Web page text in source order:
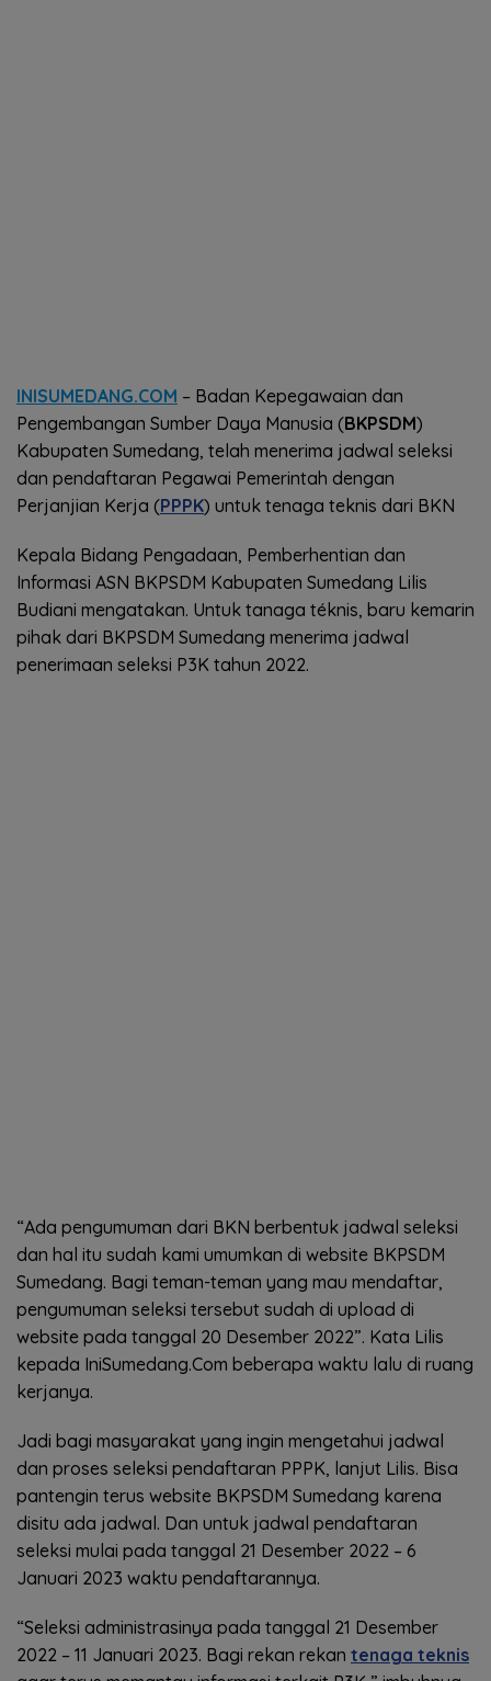
INISUMEDANG.COM – Badan Kepegawaian dan
Pengembangan Sumber Daya Manusia (BKPSDM)
Kabupaten Sumedang, telah menerima jadwal seleksi
dan pendaftaran Pegawai Pemerintah dengan
Perjanjian Kerja (PPPK) untuk tenaga teknis dari BKN
Kepala Bidang Pengadaan, Pemberhentian dan
Informasi ASN BKPSDM Kabupaten Sumedang Lilis
Budiani mengatakan. Untuk tanaga téknis, baru kemarin
pihak dari BKPSDM Sumedang menerima jadwal
penerimaan seleksi P3K tahun 2022.
“Ada pengumuman dari BKN berbentuk jadwal seleksi
dan hal itu sudah kami umumkan di website BKPSDM
Sumedang. Bagi teman-teman yang mau mendaftar,
pengumuman seleksi tersebut sudah di upload di
website pada tanggal 20 Desember 2022”. Kata Lilis
kepada IniSumedang.Com beberapa waktu lalu di ruang
kerjanya.
Jadi bagi masyarakat yang ingin mengetahui jadwal
dan proses seleksi pendaftaran PPPK, lanjut Lilis. Bisa
pantengin terus website BKPSDM Sumedang karena
disitu ada jadwal. Dan untuk jadwal pendaftaran
seleksi mulai pada tanggal 21 Desember 2022 – 6
Januari 2023 waktu pendaftarannya.
“Seleksi administrasinya pada tanggal 21 Desember
2022 – 11 Januari 2023. Bagi rekan rekan tenaga teknis